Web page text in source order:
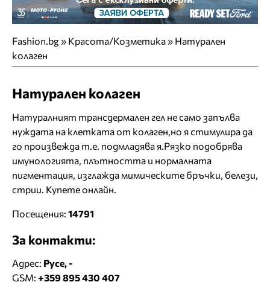
Fashion.bg» Красота/Козметика» Натурален
колаген
Натурален колаген
Натуралният трансдермален гел не само запълва
нуждата на клетката от колаген,но я стимулира да
го произвежда т.е. подмладява я.Рязко подобрява
имунологията, плътността и нормалната
пигментация, изглажда мимическите бръчки, белези,
стрии. Купете онлайн.
Посещения: 14791
За контакти:
Адрес: Русе, -
GSM: +359 895 430 407